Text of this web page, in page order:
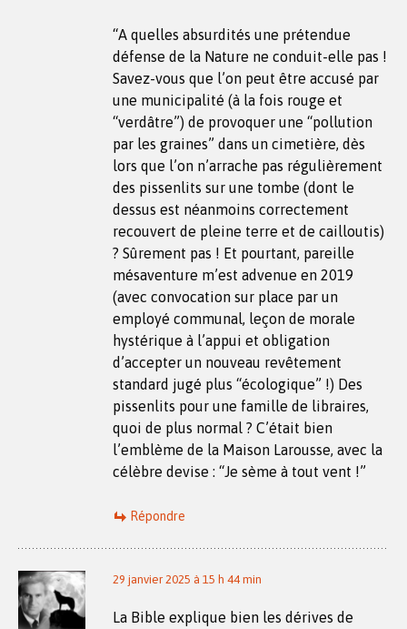
“A quelles absurdités une prétendue
défense de la Nature ne conduit-elle pas !
Savez-vous que l’on peut être accusé par
une municipalité (à la fois rouge et
“verdâtre”) de provoquer une “pollution
par les graines” dans un cimetière, dès
lors que l’on n’arrache pas régulièrement
des pissenlits sur une tombe (dont le
dessus est néanmoins correctement
recouvert de pleine terre et de cailloutis)
? Sûrement pas ! Et pourtant, pareille
mésaventure m’est advenue en 2019
(avec convocation sur place par un
employé communal, leçon de morale
hystérique à l’appui et obligation
d’accepter un nouveau revêtement
standard jugé plus “écologique” !) Des
pissenlits pour une famille de libraires,
quoi de plus normal ? C’était bien
l’emblème de la Maison Larousse, avec la
célèbre devise : “Je sème à tout vent !”
Répondre
29 janvier 2025 à 15 h 44 min
La Bible explique bien les dérives de